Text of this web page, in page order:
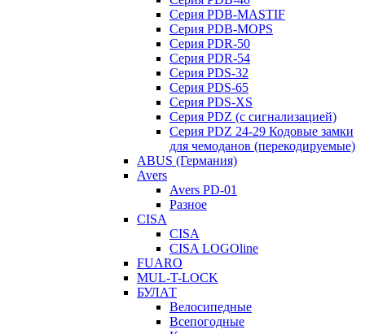
Серия PDB-MASTIF
Серия PDB-MOPS
Серия PDR-50
Серия PDR-54
Серия PDS-32
Серия PDS-65
Серия PDS-XS
Серия PDZ (с сигнализацией)
Серия PDZ 24-29 Кодовые замки
для чемоданов (перекодируемые)
ABUS (Германия)
Avers
Avers PD-01
Разное
CISA
CISA
CISA LOGOline
FUARO
MUL-T-LOCK
БУЛАТ
Велосипедные
Всепогодные